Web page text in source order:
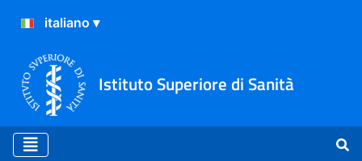
Istituto Superiore di Sanità